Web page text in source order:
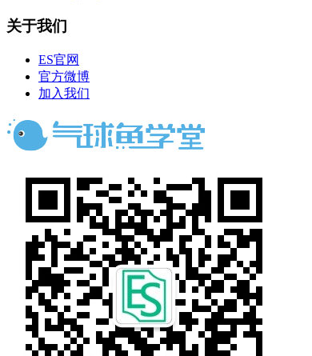
关于我们
ES官网
官方微博
加入我们